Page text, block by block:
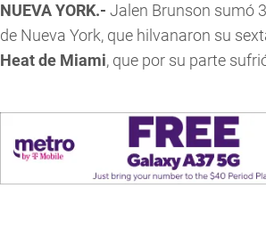
NUEVA YORK.- Jalen Brunson sumó
de Nueva York, que hilvanaron su
Heat de Miami, que por su parte